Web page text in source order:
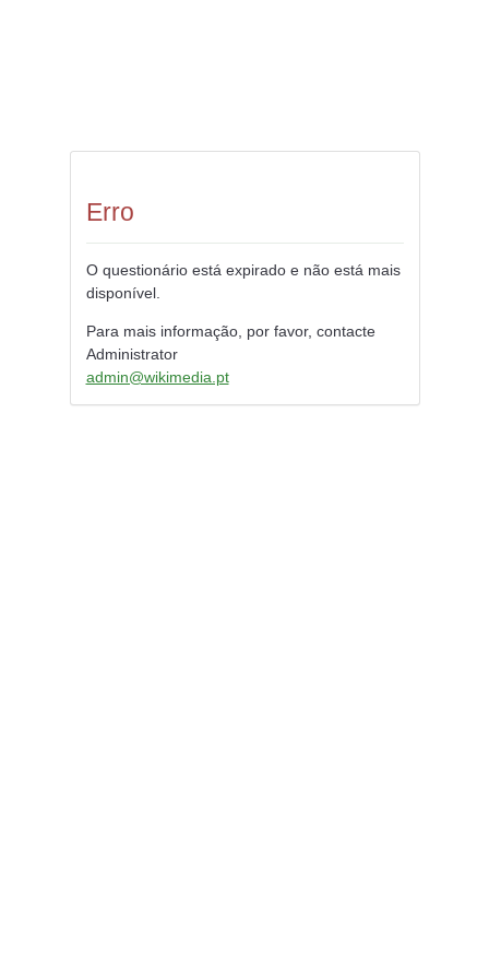
Erro
O questionário está expirado e não está mais
disponível.
Para mais informação, por favor, contacte
Administrator
admin@wikimedia.pt